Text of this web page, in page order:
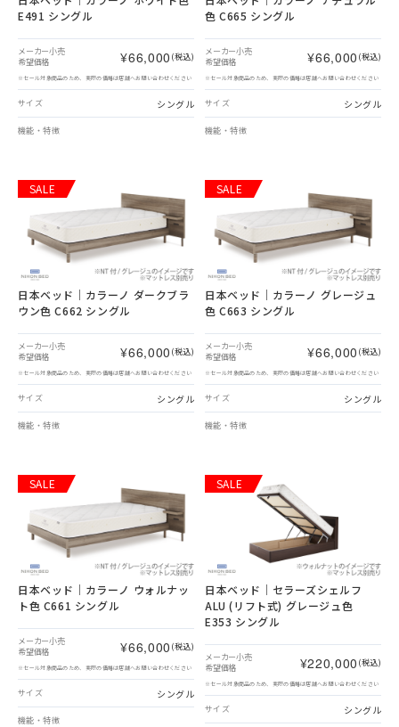
E491 シングル
メーカー小売
希望価格
¥66,000 (税込)
※セール対象商品のため、実際の価格は店舗へお問い合わせください
サイズ シングル
機能・特徴
色 C665 シングル
メーカー小売
希望価格
¥66,000 (税込)
※セール対象商品のため、実際の価格は店舗へお問い合わせください
サイズ シングル
機能・特徴
SALE
日本ベッド｜カラーノ ダークブラ
ウン色 C662 シングル
メーカー小売
希望価格
¥66,000 (税込)
※セール対象商品のため、実際の価格は店舗へお問い合わせください
サイズ シングル
機能・特徴
SALE
日本ベッド｜カラーノ グレージュ
色 C663 シングル
メーカー小売
希望価格
¥66,000 (税込)
※セール対象商品のため、実際の価格は店舗へお問い合わせください
サイズ シングル
機能・特徴
SALE
日本ベッド｜カラーノ ウォルナッ
ト色 C661 シングル
メーカー小売
希望価格
¥66,000 (税込)
※セール対象商品のため、実際の価格は店舗へお問い合わせください
サイズ シングル
機能・特徴
SALE
日本ベッド｜セラーズシェルフ
ALU (リフト式) グレージュ色
E353 シングル
メーカー小売
希望価格
¥220,000 (税込)
※セール対象商品のため、実際の価格は店舗へお問い合わせください
サイズ シングル